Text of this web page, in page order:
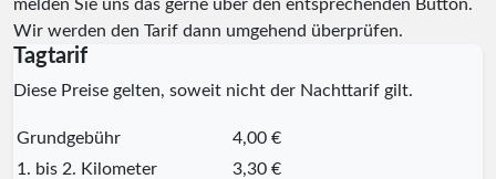
melden Sie uns das gerne über den entsprechenden Button.
Wir werden den Tarif dann umgehend überprüfen.
Tagtarif
Diese Preise gelten, soweit nicht der Nachttarif gilt.
Grundgebühr
4,00 €
1. bis 2. Kilometer
3,30 €